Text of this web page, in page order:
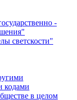
-
светскости"
кодами
в целом